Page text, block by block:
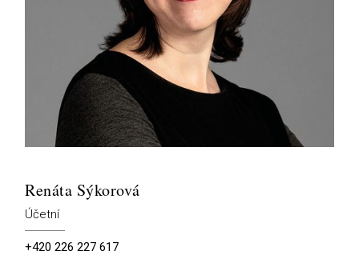
Renáta Sýkorová
Účetní
+420 226 227 617